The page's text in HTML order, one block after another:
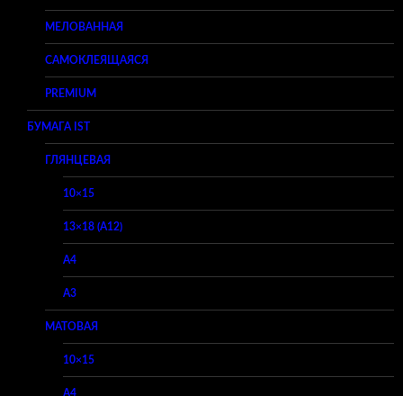
МЕЛОВАННАЯ
САМОКЛЕЯЩАЯСЯ
PREMIUM
БУМАГА IST
ГЛЯНЦЕВАЯ
10×15
13×18 (A12)
A4
A3
МАТОВАЯ
10×15
A4